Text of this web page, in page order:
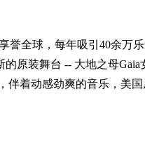
誉全球，每年吸引40余万
原装舞台 -- 大地之母Gaia
伴着动感劲爽的音乐，美